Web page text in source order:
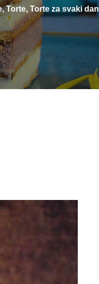
,Torte, Torte za svaki dan